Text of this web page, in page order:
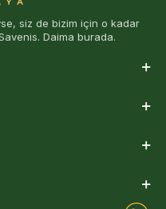
siz de bizim için o kadar
Daima burada.